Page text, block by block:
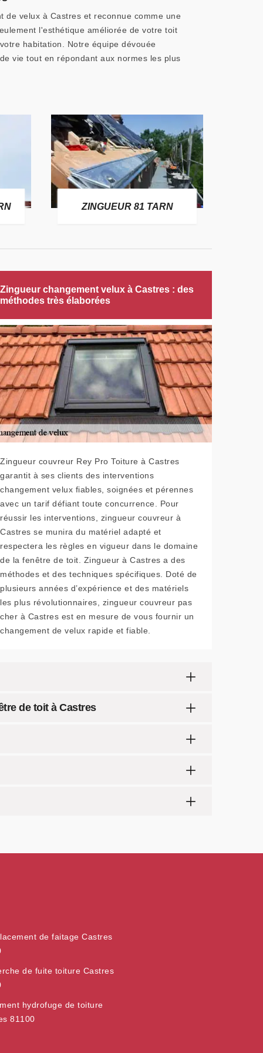
velux à Castres et reconnue comme une
l'esthétique améliorée de votre toit
habitation. Notre équipe dévouée
vie tout en répondant aux normes les plus
ZINGUEUR 81 TARN
Zingueur changement velux à Castres : des
méthodes très élaborées
Zingueur couvreur Rey Pro Toiture à Castres
garantit à ses clients des interventions
changement velux fiables, soignées et pérennes
avec un tarif défiant toute concurrence. Pour
réussir les interventions, zingueur couvreur à
Castres se munira du matériel adapté et
respectera les règles en vigueur dans le domaine
de la fenêtre de toit. Zingueur à Castres a des
méthodes et des techniques spécifiques. Doté de
plusieurs années d’expérience et des matériels
les plus révolutionnaires, zingueur couvreur pas
cher à Castres est en mesure de vous fournir un
changement de velux rapide et fiable.
de toit à Castres
de faitage Castres
de fuite toiture Castres
hydrofuge de toiture
81100